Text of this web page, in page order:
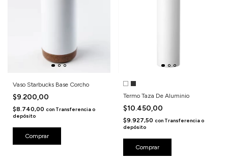
Vaso Starbucks Base Corcho
$9.200,00
$8.740,00 con Transferencia o
depósito
Termo Taza De Aluminio
$10.450,00
$9.927,50 con Transferencia o
depósito
Comprar